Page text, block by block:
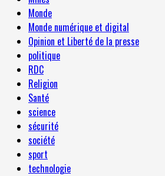
Monde
Monde numérique et digital
Opinion et Liberté de la presse
politique
RDC
Religion
Santé
science
sécurité
société
sport
technologie